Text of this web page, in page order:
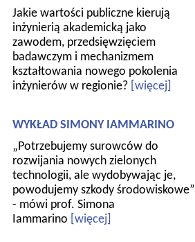
Jakie wartości publiczne kierują
inżynierią akademicką jako
zawodem, przedsięwzięciem
badawczym i mechanizmem
kształtowania nowego pokolenia
inżynierów w regionie? [więcej]
WYKŁAD SIMONY IAMMARINO
„Potrzebujemy surowców do
rozwijania nowych zielonych
technologii, ale wydobywając je,
powodujemy szkody środowiskowe”
- mówi prof. Simona
Iammarino [więcej]